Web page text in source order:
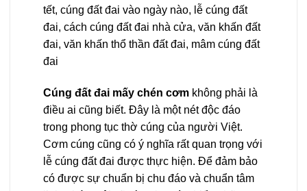
tết, cúng đất đai vào ngày nào, lễ cúng đất
đai, cách cúng đất đai nhà cửa, văn khấn đất
đai, văn khấn thổ thần đất đai, mâm cúng đất
đai
Cúng đất đai mấy chén cơm không phải là
điều ai cũng biết. Đây là một nét độc đáo
trong phong tục thờ cúng của người Việt.
Cơm cúng cũng có ý nghĩa rất quan trọng với
lễ cúng đất đai được thực hiện. Để đảm bảo
có được sự chuẩn bị chu đáo và chuẩn tâm